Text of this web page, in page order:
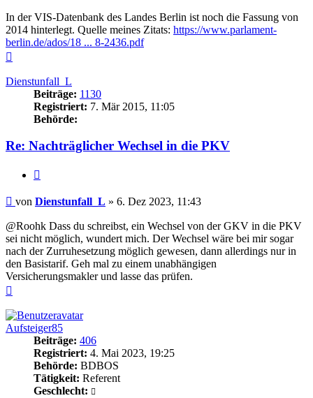
In der VIS-Datenbank des Landes Berlin ist noch die Fassung von
2014 hinterlegt. Quelle meines Zitats: https://www.parlament-
berlin.de/ados/18 ... 8-2436.pdf
Dienstunfall_L
Beiträge: 1130
Registriert: 7. Mär 2015, 11:05
Behörde:
Re: Nachträglicher Wechsel in die PKV
Beitrag
von Dienstunfall_L » 6. Dez 2023, 11:43
@Roohk Dass du schreibst, ein Wechsel von der GKV in die PKV
sei nicht möglich, wundert mich. Der Wechsel wäre bei mir sogar
nach der Zurruhesetzung möglich gewesen, dann allerdings nur in
den Basistarif. Geh mal zu einem unabhängigen
Versicherungsmakler und lasse das prüfen.
Aufsteiger85
Beiträge: 406
Registriert: 4. Mai 2023, 19:25
Behörde: BDBOS
Tätigkeit: Referent
Geschlecht: